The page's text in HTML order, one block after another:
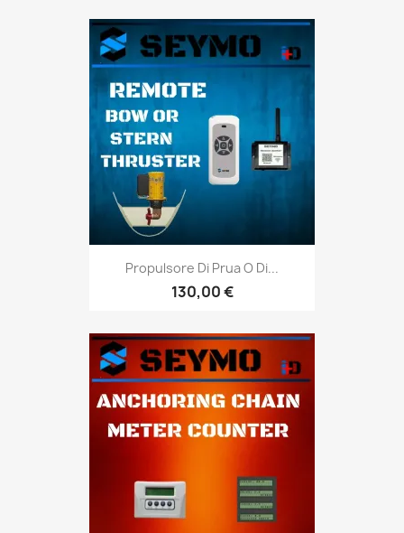
Propulsore Di Prua O Di...
130,00 €